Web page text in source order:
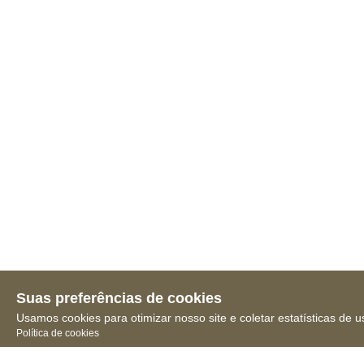
Suas preferências de cookies
Usamos cookies para otimizar nosso site e coletar estatísticas de
Política de cookies